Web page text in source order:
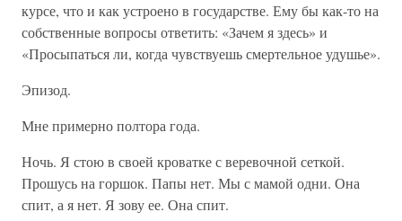
курсе, что и как устроено в государстве. Ему бы как-то на
собственные вопросы ответить: «Зачем я здесь» и
«Просыпаться ли, когда чувствуешь смертельное удушье».
Эпизод.
Мне примерно полтора года.
Ночь. Я стою в своей кроватке с веревочной сеткой.
Прошусь на горшок. Папы нет. Мы с мамой одни. Она
спит, а я нет. Я зову ее. Она спит.